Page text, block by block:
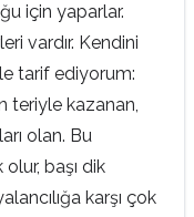
için yaparlar.
vardır. Kendini
tarif ediyorum:
teriyle kazanan,
olan. Bu
başı dik
karşı çok